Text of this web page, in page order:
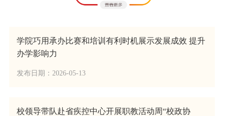
学院巧用承办比赛和培训有利时机展示发展成效 提升
办学影响力
发布日期：2026-05-13
校领导带队赴省疾控中心开展职教活动周“校政协